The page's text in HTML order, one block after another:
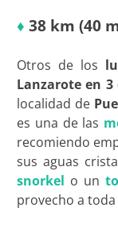
♦ 38 km (40
Otros de los
Lanzarote en 3
localidad de
es una de las
recomiendo
sus aguas
snorkel o un
provecho a toda